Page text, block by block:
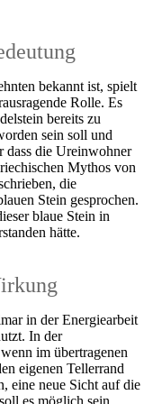
bekannt ist, spielt
Rolle. Es
bereits zu
sein soll und
dass die Ureinwohner
Mythos von
die
Stein gesprochen.
blaue Stein in
hätte.
in der Energiearbeit
In der
im übertragenen
eigenen Tellerrand
eine neue Sicht auf die
es möglich sein,